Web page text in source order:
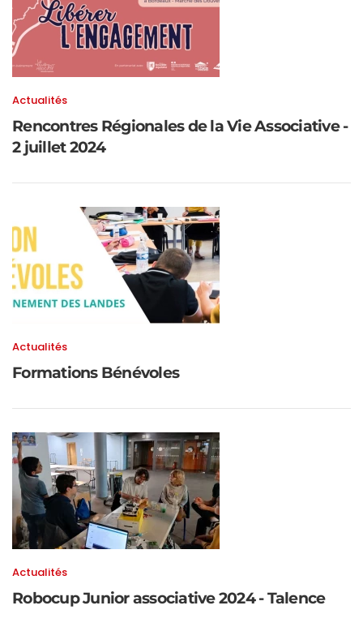
Actualités
Rencontres Régionales de la Vie Associative -
2 juillet 2024
Actualités
Formations Bénévoles
Actualités
Robocup Junior associative 2024 - Talence